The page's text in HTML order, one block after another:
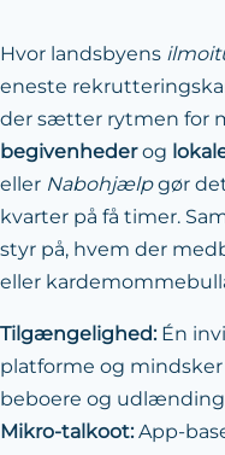
Hvor landsbyens
eneste
der sætter rytmen for
begivenhederog
eller Nabohjælpgør
kvarter på få timer.
styr på, hvem der
eller
Tilgængelighed:Én
platforme og
beboere og
Mikro-talkoot:App-